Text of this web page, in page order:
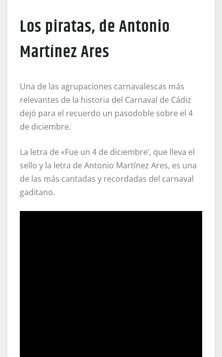
Los piratas, de Antonio
Martínez Ares
Una de las agrupaciones carnavalescas más
relevantes de la historia del Carnaval de Cádiz
dejó para el recuerdo un pasodoble sobre el 4
de diciembre.
La letra de «Fue un 4 de diciembre’, que lleva el
sello y la letra de Antonio Martínez Ares, es una
de las más cantadas y recordadas del carnaval
gaditano.